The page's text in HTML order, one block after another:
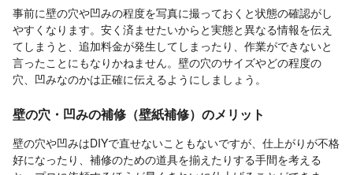
事前に壁の穴や凹みの程度を写真に撮っておくと状態の確認がし
やすくなります。安く済ませたいからと実態と異なる情報を伝え
てしまうと、追加料金が発生してしまったり、作業ができないと
言ったことにもなりかねません。壁の穴のサイズやどの程度の
穴、凹みなのかは正確に伝えるようにしましょう。
壁の穴・凹みの補修（壁紙補修）のメリット
壁の穴や凹みはDIYで直せないこともないですが、仕上がりが不格
好になったり、補修のための道具を揃えたりする手間を考える